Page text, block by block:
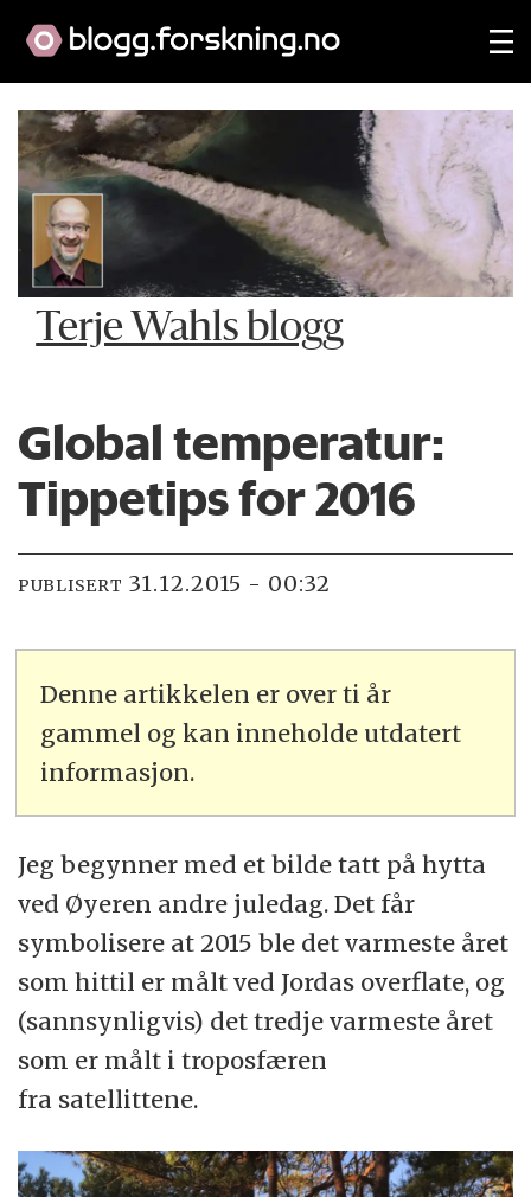
Terje Wahls blogg
Global temperatur:
Tippetips for 2016
PUBLISERT 31.12.2015 - 00:32
Denne artikkelen er over ti år
gammel og kan inneholde utdatert
informasjon.
Jeg begynner med et bilde tatt på hytta
ved Øyeren andre juledag. Det får
symbolisere at 2015 ble det varmeste året
som hittil er målt ved Jordas overflate, og
(sannsynligvis) det tredje varmeste året
som er målt i troposfæren
fra satellittene.